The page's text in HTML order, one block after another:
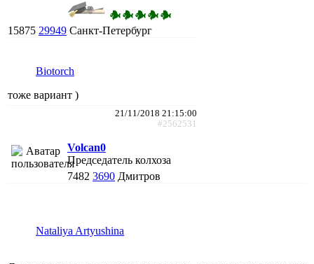
15875 29949 Санкт-Петербург
Biotorch
тоже вариант )
21/11/2018 21:15:00
#2562531
Volcan0
Председатель колхоза
7482 3690 Дмитров
Nataliya Artyushina